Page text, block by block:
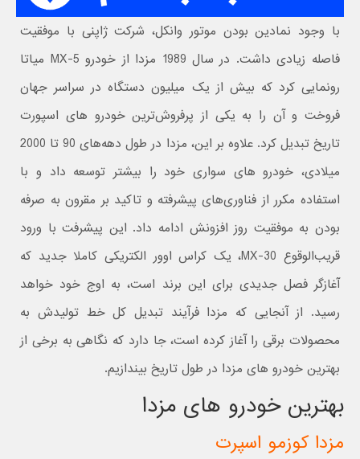
با وجود نمادین بودن موتور وانکل، شرکت ژاپنی با موفقیت
فاصله زیادی داشت. در سال 1989 مزدا از خودرو MX-5 میاتا
رونمایی کرد که بیش از یک میلیون دستگاه در سراسر جهان
فروخت و آن را به یکی از پرفروش‌ترین خودرو های اسپورت
تاریخ تبدیل کرد. علاوه بر این، مزدا در طول دهه‌های 90 تا 2000
میلادی، خودرو های سواری خود را بیشتر توسعه داد و با
استفاده مکرر از فناوری‌های پیشرفته و تاکید بر مقرون به صرفه
بودن به موفقیت روز افزونش ادامه داد. این پیشرفت با ورود
قریب‌الوقوع MX-30، یک کراس اوور الکتریکی کاملا جدید که
آغازگر فصل جدیدی برای این برند است، به اوج خود خواهد
رسید. از آنجایی که مزدا فرآیند تبدیل کل خط تولیدش به
محصولات برقی را آغاز کرده است، جا دارد که نگاهی به برخی از
بهترین خودرو های مزدا در طول تاریخ بیندازیم.
بهترین خودرو های مزدا
مزدا کوزمو اسپرت